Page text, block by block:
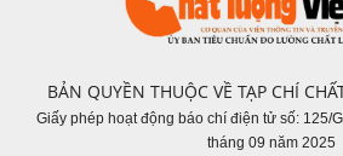
BẢN QUYỀN THUỘC VỀ TẠP CHÍ
Giấy phép hoạt động báo chí điện tử số: 125/
tháng 09 năm 2025